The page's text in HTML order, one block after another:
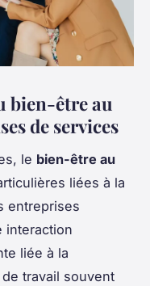
bien-être au
de services
le bien-être au
liées à la
entreprises
interaction
liée à la
travail souvent